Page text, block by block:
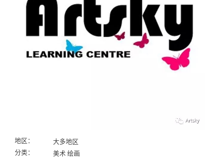
地区：
大多地区
分类：
美术 绘画